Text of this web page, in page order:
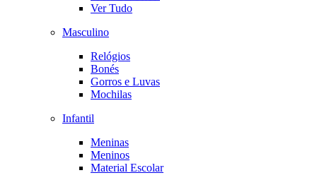
Ver Tudo
Masculino
Relógios
Bonés
Gorros e Luvas
Mochilas
Infantil
Meninas
Meninos
Material Escolar